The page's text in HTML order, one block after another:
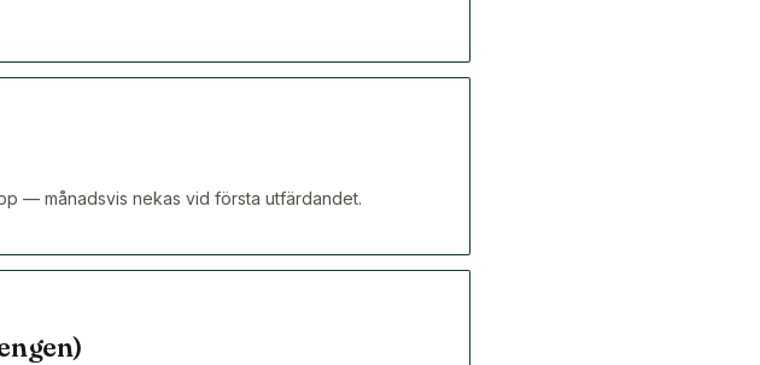
— månadsvis nekas vid första utfärdandet.